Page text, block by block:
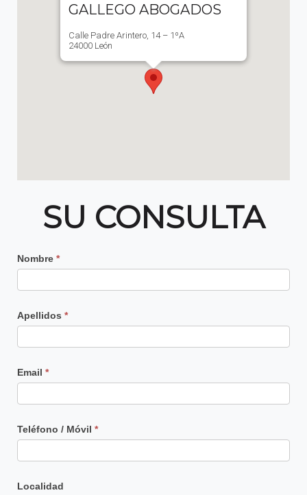
GALLEGO ABOGADOS
Calle Padre Arintero, 14 – 1ºA
24000 León
SU CONSULTA
Contacto
Principal
Nombre *
Apellidos *
Email *
Teléfono / Móvil *
Localidad